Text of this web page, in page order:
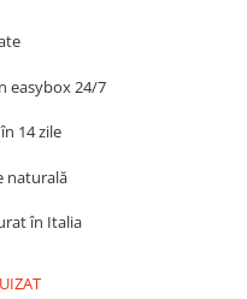
easybox 24/7
14 zile
naturală
în Italia